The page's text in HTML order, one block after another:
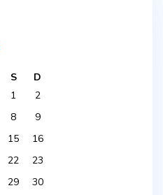
S
D
1
2
8
9
15
16
22
23
29
30